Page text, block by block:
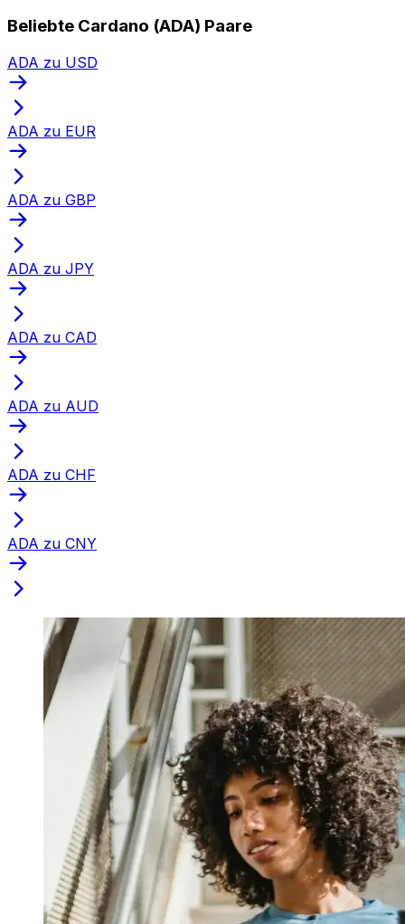
Beliebte Cardano (ADA) Paare
ADA zu USD
ADA zu EUR
ADA zu GBP
ADA zu JPY
ADA zu CAD
ADA zu AUD
ADA zu CHF
ADA zu CNY